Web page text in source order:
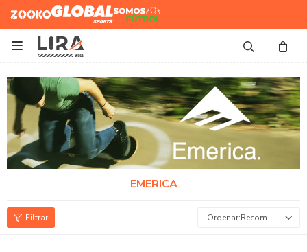
Zooko Global Sports
Somos
Futbol

EMERICA
Recomendados